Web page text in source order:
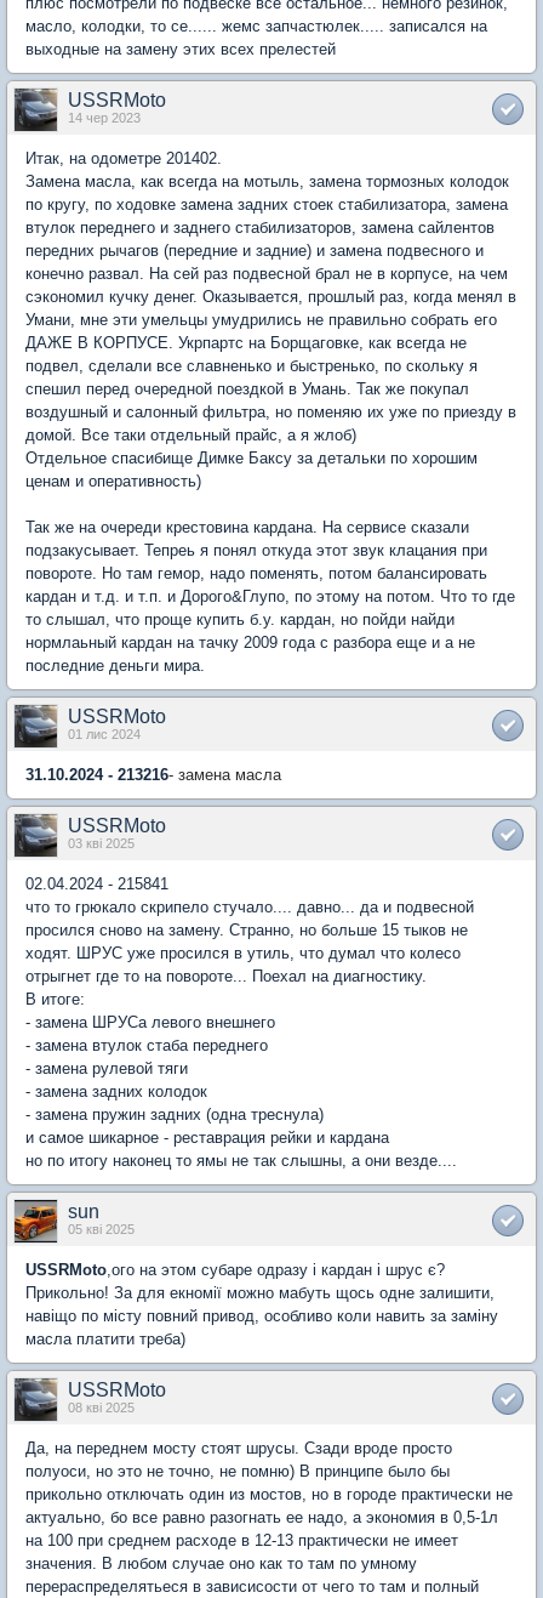
масло, колодки, то се...... жемс запчастюлек..... записался на
выходные на замену этих всех прелестей
USSRMoto
14 чер 2023
Итак, на одометре 201402.
Замена масла, как всегда на мотыль, замена тормозных колодок
по кругу, по ходовке замена задних стоек стабилизатора, замена
втулок переднего и заднего стабилизаторов, замена сайлентов
передних рычагов (передние и задние) и замена подвесного и
конечно развал. На сей раз подвесной брал не в корпусе, на чем
сэкономил кучку денег. Оказывается, прошлый раз, когда менял в
Умани, мне эти умельцы умудрились не правильно собрать его
ДАЖЕ В КОРПУСЕ. Укрпартс на Борщаговке, как всегда не
подвел, сделали все славненько и быстренько, по скольку я
спешил перед очередной поездкой в Умань. Так же покупал
воздушный и салонный фильтра, но поменяю их уже по приезду в
домой. Все таки отдельный прайс, а я жлоб)
Отдельное спасибище Димке Баксу за детальки по хорошим
ценам и оперативность)
Так же на очереди крестовина кардана. На сервисе сказали
подзакусывает. Тепреь я понял откуда этот звук клацания при
повороте. Но там гемор, надо поменять, потом балансировать
кардан и т.д. и т.п. и Дорого&Глупо, по этому на потом. Что то где
то слышал, что проще купить б.у. кардан, но пойди найди
нормлаьный кардан на тачку 2009 года с разбора еще и а не
последние деньги мира.
USSRMoto
01 лис 2024
31.10.2024 - 213216- замена масла
USSRMoto
03 кві 2025
02.04.2024 - 215841
что то грюкало скрипело стучало.... давно... да и подвесной
просился сново на замену. Странно, но больше 15 тыков не
ходят. ШРУС уже просился в утиль, что думал что колесо
отрыгнет где то на повороте... Поехал на диагностику.
В итоге:
- замена ШРУСа левого внешнего
- замена втулок стаба переднего
- замена рулевой тяги
- замена задних колодок
- замена пружин задних (одна треснула)
и самое шикарное - реставрация рейки и кардана
но по итогу наконец то ямы не так слышны, а они везде....
sun
05 кві 2025
USSRMoto,ого на этом субаре одразу і кардан і шрус є?
Прикольно! За для екномії можно мабуть щось одне залишити,
навіщо по місту повний привод, особливо коли навить за заміну
масла платити треба)
USSRMoto
08 кві 2025
Да, на переднем мосту стоят шрусы. Сзади вроде просто
полуоси, но это не точно, не помню) В принципе было бы
прикольно отключать один из мостов, но в городе практически не
актуально, бо все равно разогнать ее надо, а экономия в 0,5-1л
на 100 при среднем расходе в 12-13 практически не имеет
значения. В любом случае оно как то там по умному
перераспределятьеся в зависисости от чего то там и полный